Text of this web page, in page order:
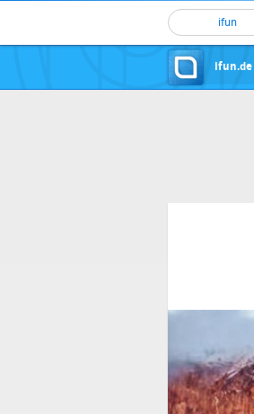
ifun
ifun.de